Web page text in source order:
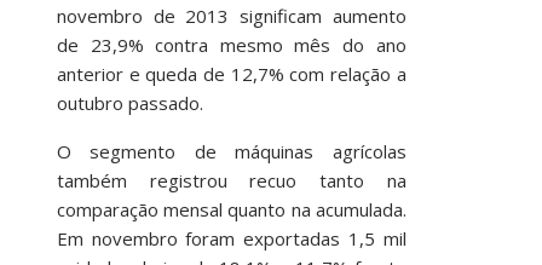
novembro de 2013 significam aumento
de 23,9% contra mesmo mês do ano
anterior e queda de 12,7% com relação a
outubro passado.
O segmento de máquinas agrícolas
também registrou recuo tanto na
comparação mensal quanto na acumulada.
Em novembro foram exportadas 1,5 mil